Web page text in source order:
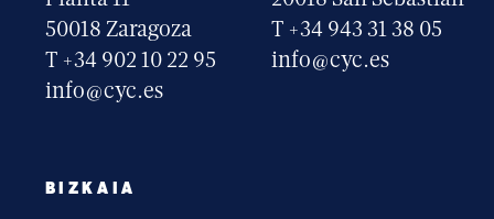
50018 Zaragoza
T +34 902 10 22 95
info@cyc.es
T +34 943 31 38 05
info@cyc.es
BIZKAIA